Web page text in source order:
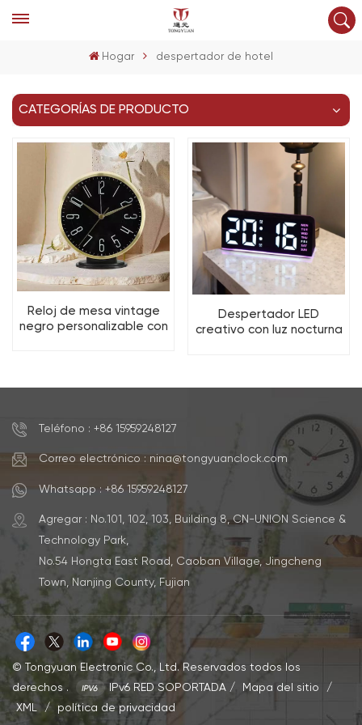
Hogar despertador de hotel
CATEGORÍAS DE PRODUCTO
Reloj de mesa vintage
negro personalizable con
Despertador LED
creativo con luz nocturna
Teléfono : +86 15959248127
Correo electrónico : nina@tongyuanclock.com
Whatsapp : +86 15959248127
Agregar : No.101, 102, 103, Building 8, CN-UNION Science &
Technology Park,
No.54 Hongta East Road, Caoban Village, Jingcheng
Town, Nanjing County, Fujian
© Tongyuan Electronic Co., Ltd. Reservados todos los
derechos .
IPv6 RED SOPORTADA/ Mapa del sitio
/
XML
/ política de privacidad